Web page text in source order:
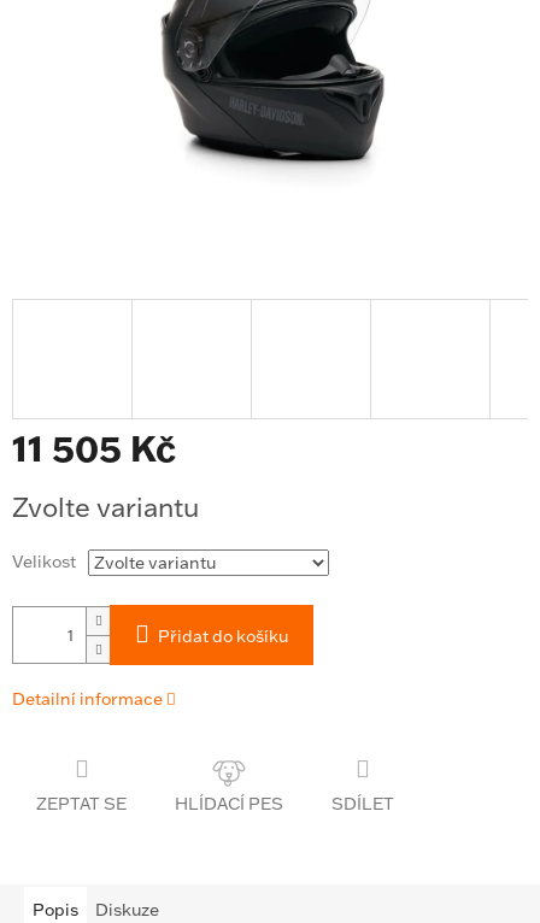
11 505 Kč
cena:
Zvolte variantu
Velikost
Přidat do košíku
Detailní informace
ZEPTAT SE SDÍLET
Popis Diskuze